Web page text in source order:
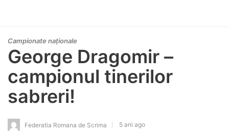
Campionate naționale
George Dragomir –
campionul tinerilor
sabreri!
Federatia Romana de Scrima 5 ani ago